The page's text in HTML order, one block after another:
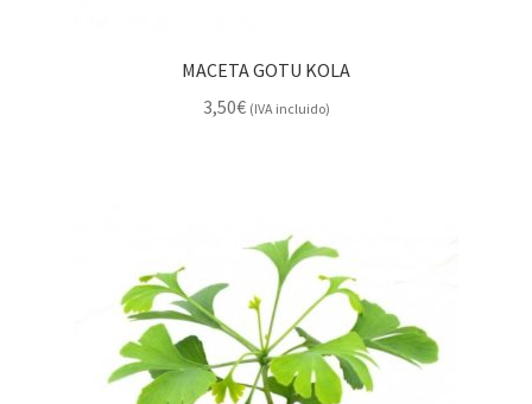
MACETA GOTU KOLA
3,50€ (IVA incluido)